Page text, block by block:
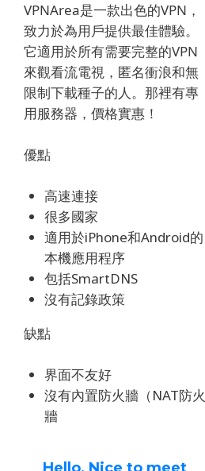
VPNArea是一款出色的VPN，
致力於為用戶提供最佳體驗。
它適用於所有需要完整的VPN
來觀看流電視，匿名衝浪和無
限制下載種子的人。 那裡有專
用服務器，價格實惠！
優點
高速連接
很多國家
適用於iPhone和Android的
本機應用程序
包括SmartDNS
沒有記錄政策
缺點
界面不友好
沒有內置防火牆（NAT防火
牆